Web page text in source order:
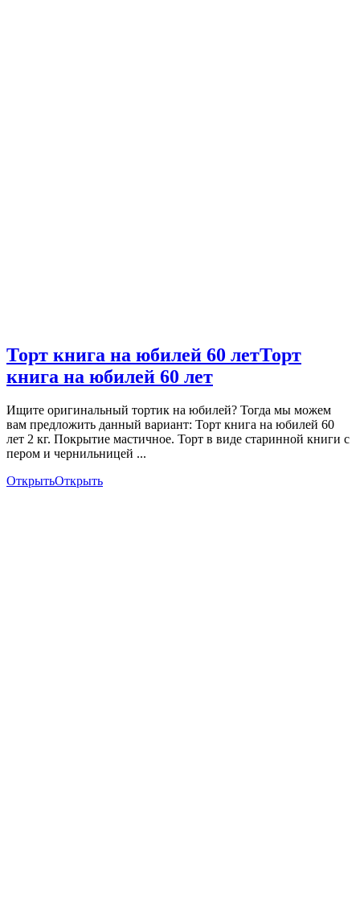
Торт книга на юбилей 60 летТорт
книга на юбилей 60 лет
Ищите оригинальный тортик на юбилей? Тогда мы можем
вам предложить данный вариант: Торт книга на юбилей 60
лет 2 кг. Покрытие мастичное. Торт в виде старинной книги с
пером и чернильницей ...
ОткрытьОткрыть